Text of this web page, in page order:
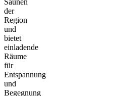
der
Region
und
bietet
einladende
Räume
für
Entspannung
und
Begegnung